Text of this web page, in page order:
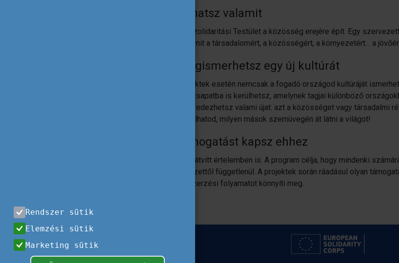
Mert adhatsz valamit
Az Európai Szolidaritási Testület a közösség erejére épít. Egy
tehettek valamit a társadalomért, a közösségért, a környezetért… a
Mert megismerhetsz egy új kultúrát
Külföldi projektek esetén nemcsak a fogadó országod kultúráját
nemzetközi csapatba is kerülhetsz, amelynek tagjai különböző
esetén is felfedezhetsz valami újat: azt a közösséget vagy társadalmi
Megtapasztalhatod, milyen mások szemüvegén át látni a világot!
Mert támogatást kapsz ehhez
Pénzügyi és átvitt értelemben is. A program célja, hogy mindenki
földrajzi helyzettől függetlenül. A projektek során ráadásul olyan
tapasztalatszerzési folyamatot könnyíti meg.
Rendszer sütik
Elemzési sütik
Marketing sütik